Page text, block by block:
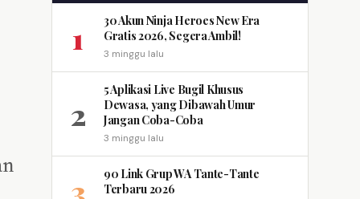
1
30 Akun Ninja Heroes New Era
Gratis 2026, Segera Ambil!
3 minggu lalu
2
5 Aplikasi Live Bugil Khusus
Dewasa, yang Dibawah Umur
Jangan Coba-Coba
3 minggu lalu
3
90 Link Grup WA Tante-Tante
Terbaru 2026